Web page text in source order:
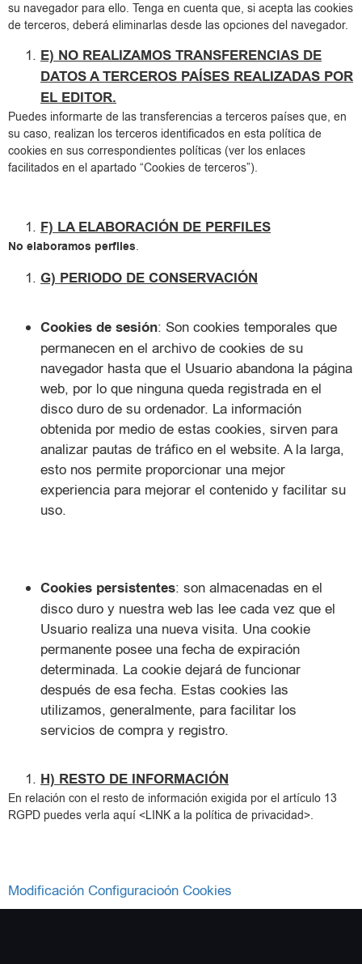
su navegador para ello. Tenga en cuenta que, si acepta las cookies
de terceros, deberá eliminarlas desde las opciones del navegador.
E) NO REALIZAMOS TRANSFERENCIAS DE
DATOS A TERCEROS PAÍSES REALIZADAS POR
EL EDITOR.
Puedes informarte de las transferencias a terceros países que, en
su caso, realizan los terceros identificados en esta política de
cookies en sus correspondientes políticas (ver los enlaces
facilitados en el apartado “Cookies de terceros”).
F) LA ELABORACIÓN DE PERFILES
No elaboramos perfiles.
G) PERIODO DE CONSERVACIÓN
Cookies de sesión: Son cookies temporales que
permanecen en el archivo de cookies de su
navegador hasta que el Usuario abandona la página
web, por lo que ninguna queda registrada en el
disco duro de su ordenador. La información
obtenida por medio de estas cookies, sirven para
analizar pautas de tráfico en el website. A la larga,
esto nos permite proporcionar una mejor
experiencia para mejorar el contenido y facilitar su
uso.
Cookies persistentes: son almacenadas en el
disco duro y nuestra web las lee cada vez que el
Usuario realiza una nueva visita. Una cookie
permanente posee una fecha de expiración
determinada. La cookie dejará de funcionar
después de esa fecha. Estas cookies las
utilizamos, generalmente, para facilitar los
servicios de compra y registro.
H) RESTO DE INFORMACIÓN
En relación con el resto de información exigida por el artículo 13
RGPD puedes verla aquí <LINK a la política de privacidad>.
Modificación Configuracioón Cookies